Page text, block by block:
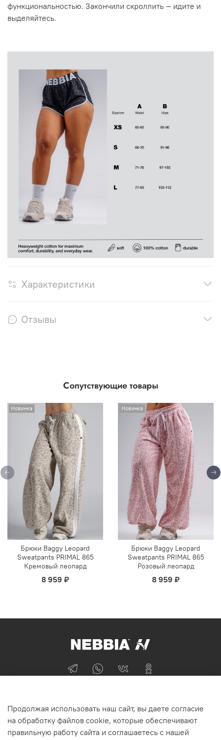
функциональностью. Закончили скроллить — идите и
выделяйтесь.
Характеристики
Отзывы
Сопутствующие товары
Новинка
Брюки Baggy Leopard
Sweatpants PRIMAL 865
Кремовый леопард
8 959 ₽
Новинка
Брюки Baggy Leopard
Sweatpants PRIMAL 865
Розовый леопард
8 959 ₽
+74955870705
г Москва
Продолжая использовать наш сайт, вы даете согласие
на обработку файлов cookie, которые обеспечивают
правильную работу сайта и соглашаетесь с нашей